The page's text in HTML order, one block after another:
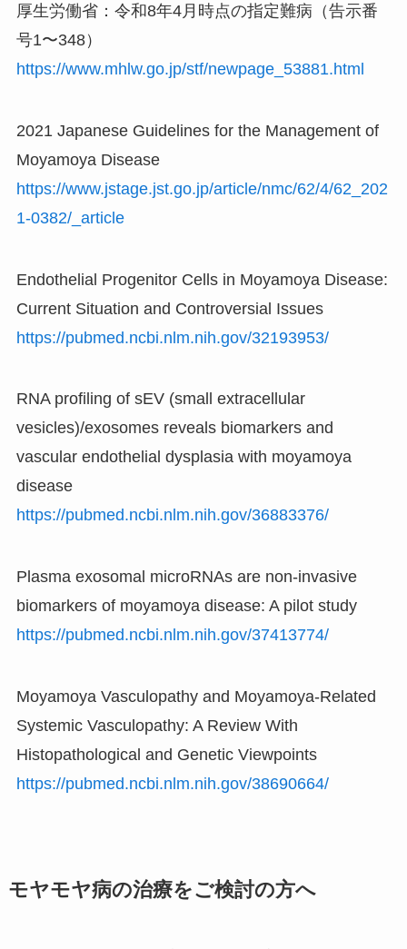
厚生労働省：令和8年4月時点の指定難病（告示番
号1〜348）
https://www.mhlw.go.jp/stf/newpage_53881.html
2021 Japanese Guidelines for the Management of
Moyamoya Disease
https://www.jstage.jst.go.jp/article/nmc/62/4/62_202
1-0382/_article
Endothelial Progenitor Cells in Moyamoya Disease:
Current Situation and Controversial Issues
https://pubmed.ncbi.nlm.nih.gov/32193953/
RNA profiling of sEV (small extracellular
vesicles)/exosomes reveals biomarkers and
vascular endothelial dysplasia with moyamoya
disease
https://pubmed.ncbi.nlm.nih.gov/36883376/
Plasma exosomal microRNAs are non-invasive
biomarkers of moyamoya disease: A pilot study
https://pubmed.ncbi.nlm.nih.gov/37413774/
Moyamoya Vasculopathy and Moyamoya-Related
Systemic Vasculopathy: A Review With
Histopathological and Genetic Viewpoints
https://pubmed.ncbi.nlm.nih.gov/38690664/
モヤモヤ病の治療をご検討の方へ